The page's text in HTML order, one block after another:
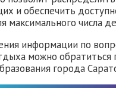
и обеспечить
максимального числа
информации по
можно обратиться
города